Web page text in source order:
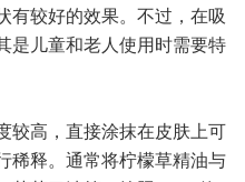
有较好的效果。不过，在吸
是儿童和老人使用时需要特
较高，直接涂抹在皮肤上可
稀释。通常将柠檬草精油与